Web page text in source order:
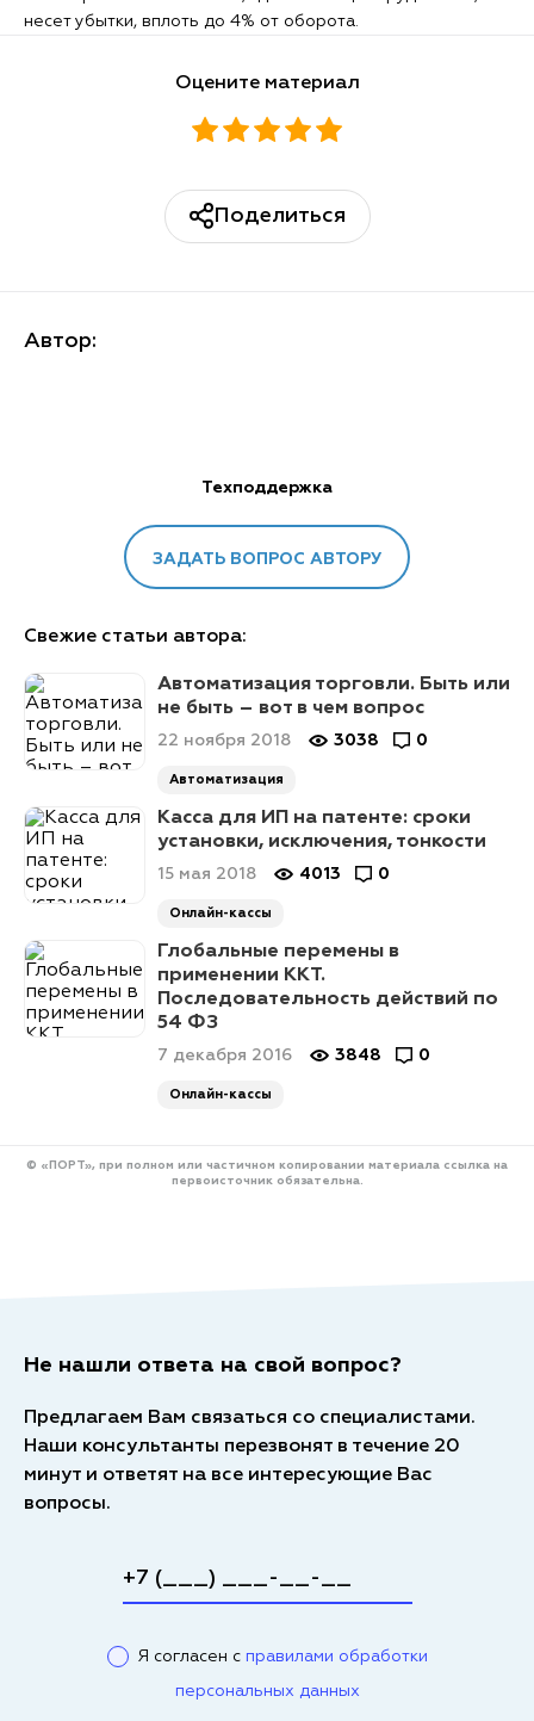
несет убытки, вплоть до 4% от оборота.
Оцените материал
Поделиться
Автор:
Техподдержка
ЗАДАТЬ ВОПРОС АВТОРУ
Свежие статьи автора:
Автоматизация торговли. Быть или
не быть – вот в чем вопрос
22 ноября 2018 3038 0
Автоматизация
Касса для ИП на патенте: сроки
установки, исключения, тонкости
15 мая 2018 4013 0
Онлайн-кассы
Глобальные перемены в
применении ККТ.
Последовательность действий по
54 ФЗ
7 декабря 2016 3848 0
Онлайн-кассы
© «ПОРТ», при полном или частичном копировании материала ссылка на
первоисточник обязательна.
Не нашли ответа на свой вопрос?
Предлагаем Вам связаться со специалистами.
Наши консультанты перезвонят в течение 20
минут и ответят на все интересующие Вас
вопросы.
Я согласен с правилами обработки
персональных данных